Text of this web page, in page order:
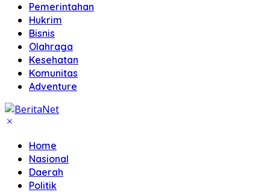
Pemerintahan
Hukrim
Bisnis
Olahraga
Kesehatan
Komunitas
Adventure
Home
Nasional
Daerah
Politik